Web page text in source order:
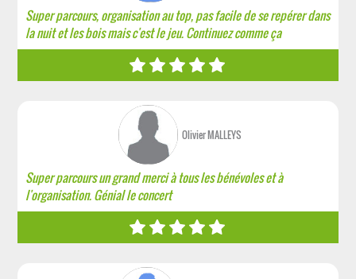
Super parcours, organisation au top, pas facile de se repérer dans
la nuit et les bois mais c'est le jeu. Continuez comme ça
Olivier MALLEYS
Super parcours un grand merci à tous les bénévoles et à
l'organisation. Génial le concert